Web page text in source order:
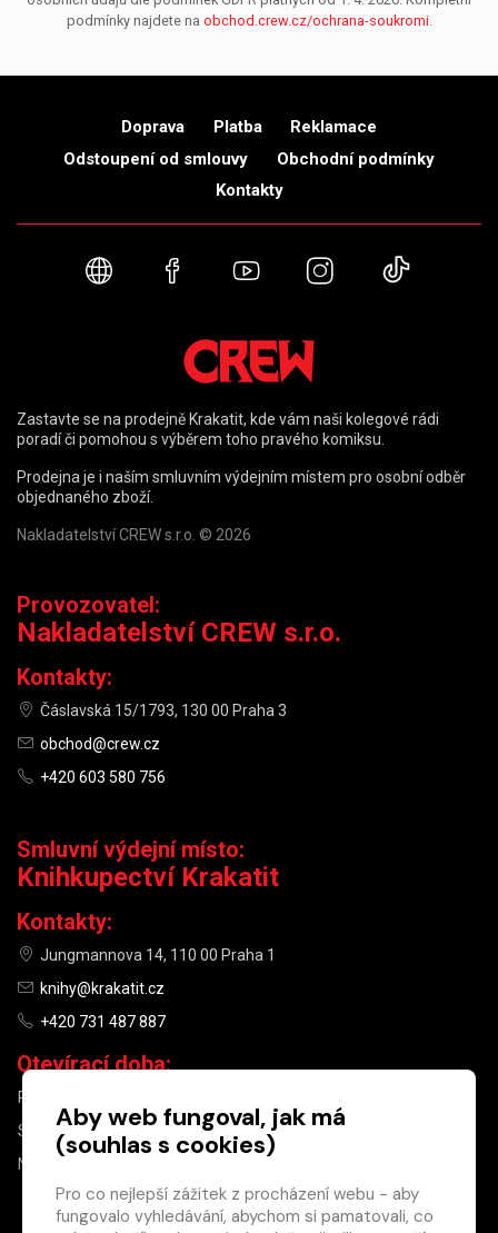
podmínky najdete na obchod.crew.cz/ochrana-soukromi.
Doprava Platba
Reklamace
Odstoupení od smlouvy
Obchodní podmínky
Kontakty
Webové stránky
FacebookYouTubeInstagram
Zastavte se na prodejně Krakatit, kde vám naši kolegové rádi
poradí či pomohou s výběrem toho pravého komiksu.
Prodejna je i naším smluvním výdejním místem pro osobní odběr
objednaného zboží.
Nakladatelství CREW s.r.o. © 2026
Provozovatel:
Nakladatelství CREW s.r.o.
Kontakty:
Čáslavská 15/1793, 130 00 Praha 3
obchod@crew.cz
+420 603 580 756
Smluvní výdejní místo:
Knihkupectví Krakatit
Kontakty:
Jungmannova 14, 110 00 Praha 1
knihy@krakatit.cz
+420 731 487 887
Otevírací doba:
PO–PÁ
SO
10:00–13:00
NE
Aby web fungoval, jak má
(souhlas s cookies)
Pro co nejlepší zážitek z procházení webu - aby
fungovalo vyhledávání, abychom si pamatovali, co